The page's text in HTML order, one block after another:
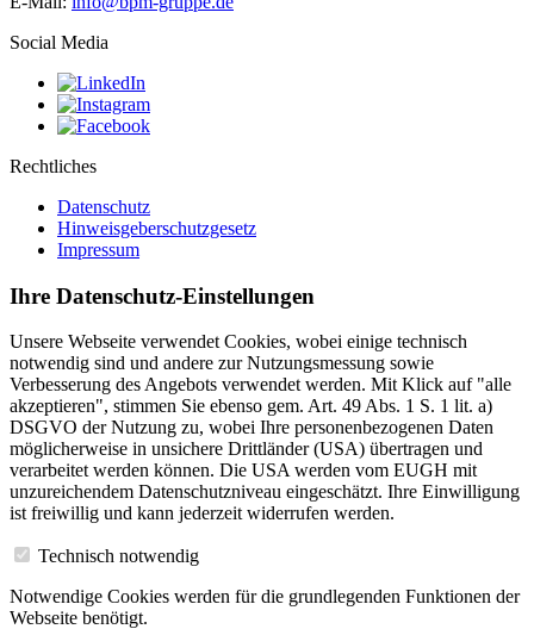
Social Media
Rechtliches
Datenschutz
Hinweisgeberschutzgesetz
Impressum
Ihre Datenschutz-Einstellungen
Unsere Webseite verwendet Cookies, wobei einige technisch
notwendig sind und andere zur Nutzungsmessung sowie
Verbesserung des Angebots verwendet werden. Mit Klick auf "alle
akzeptieren", stimmen Sie ebenso gem. Art. 49 Abs. 1 S. 1 lit. a)
DSGVO der Nutzung zu, wobei Ihre personenbezogenen Daten
möglicherweise in unsichere Drittländer (USA) übertragen und
verarbeitet werden können. Die USA werden vom EUGH mit
unzureichendem Datenschutzniveau eingeschätzt. Ihre Einwilligung
ist freiwillig und kann jederzeit widerrufen werden.
Technisch notwendig
Notwendige Cookies werden für die grundlegenden Funktionen der
Webseite benötigt.